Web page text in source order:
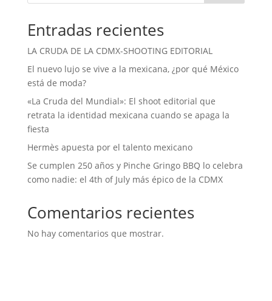
Entradas recientes
LA CRUDA DE LA CDMX-SHOOTING EDITORIAL
El nuevo lujo se vive a la mexicana, ¿por qué México
está de moda?
«La Cruda del Mundial»: El shoot editorial que
retrata la identidad mexicana cuando se apaga la
fiesta
Hermès apuesta por el talento mexicano
Se cumplen 250 años y Pinche Gringo BBQ lo celebra
como nadie: el 4th of July más épico de la CDMX
Comentarios recientes
No hay comentarios que mostrar.